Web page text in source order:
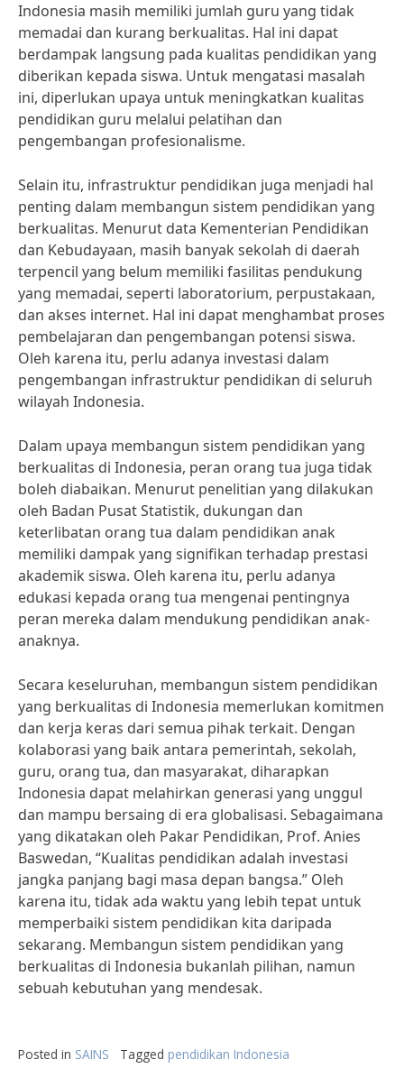
Indonesia masih memiliki jumlah guru yang tidak
memadai dan kurang berkualitas. Hal ini dapat
berdampak langsung pada kualitas pendidikan yang
diberikan kepada siswa. Untuk mengatasi masalah
ini, diperlukan upaya untuk meningkatkan kualitas
pendidikan guru melalui pelatihan dan
pengembangan profesionalisme.
Selain itu, infrastruktur pendidikan juga menjadi hal
penting dalam membangun sistem pendidikan yang
berkualitas. Menurut data Kementerian Pendidikan
dan Kebudayaan, masih banyak sekolah di daerah
terpencil yang belum memiliki fasilitas pendukung
yang memadai, seperti laboratorium, perpustakaan,
dan akses internet. Hal ini dapat menghambat proses
pembelajaran dan pengembangan potensi siswa.
Oleh karena itu, perlu adanya investasi dalam
pengembangan infrastruktur pendidikan di seluruh
wilayah Indonesia.
Dalam upaya membangun sistem pendidikan yang
berkualitas di Indonesia, peran orang tua juga tidak
boleh diabaikan. Menurut penelitian yang dilakukan
oleh Badan Pusat Statistik, dukungan dan
keterlibatan orang tua dalam pendidikan anak
memiliki dampak yang signifikan terhadap prestasi
akademik siswa. Oleh karena itu, perlu adanya
edukasi kepada orang tua mengenai pentingnya
peran mereka dalam mendukung pendidikan anak-
anaknya.
Secara keseluruhan, membangun sistem pendidikan
yang berkualitas di Indonesia memerlukan komitmen
dan kerja keras dari semua pihak terkait. Dengan
kolaborasi yang baik antara pemerintah, sekolah,
guru, orang tua, dan masyarakat, diharapkan
Indonesia dapat melahirkan generasi yang unggul
dan mampu bersaing di era globalisasi. Sebagaimana
yang dikatakan oleh Pakar Pendidikan, Prof. Anies
Baswedan, “Kualitas pendidikan adalah investasi
jangka panjang bagi masa depan bangsa.” Oleh
karena itu, tidak ada waktu yang lebih tepat untuk
memperbaiki sistem pendidikan kita daripada
sekarang. Membangun sistem pendidikan yang
berkualitas di Indonesia bukanlah pilihan, namun
sebuah kebutuhan yang mendesak.
Posted in SAINS Tagged pendidikan Indonesia